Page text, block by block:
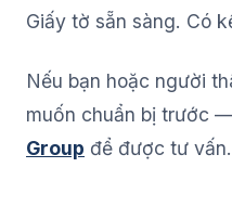
Giấy tờ sẵn sàng. Có
Nếu bạn hoặc người
muốn chuẩn bị trước
Group để được tư vấn.